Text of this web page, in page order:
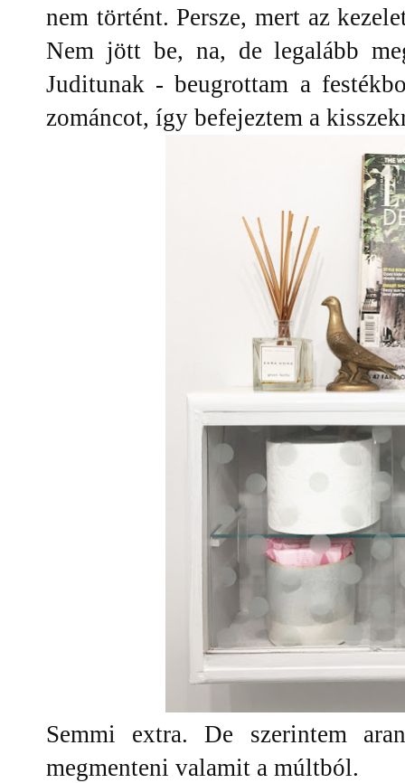
nem történt. Persze, mert az
Nem jött be, na, de legalább
Juditunak - beugrottam a
zománcot, így befejeztem a
Semmi extra. De szerintem
megmenteni valamit a múltból.